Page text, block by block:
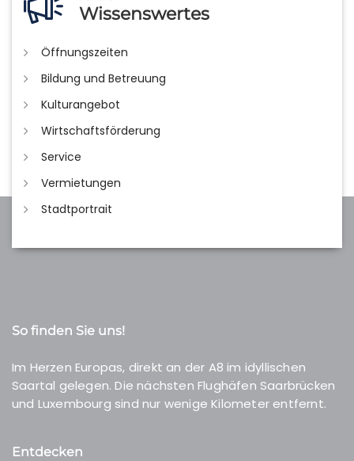
Wissenswertes
Öffnungszeiten
Bildung und Betreuung
Kulturangebot
Wirtschaftsförderung
Service
Vermietungen
Stadtportrait
So finden Sie uns!
Im Herzen Europas, direkt an der A8 im idyllischen
Saartal gelegen. Die nächsten Flughäfen Saarbrücken
und Luxembourg sind nur wenige Kilometer entfernt.
Entdecken